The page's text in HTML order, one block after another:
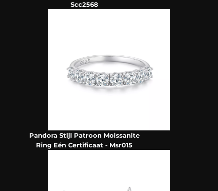
Scc2568
Pandora Stijl Patroon Moissanite
Ring Eén Certificaat - Msr015